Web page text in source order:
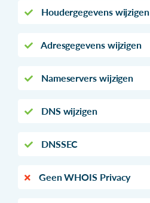
Houdergegevens wijzigen
Adresgegevens wijzigen
Nameservers wijzigen
DNS wijzigen
DNSSEC
Geen WHOIS Privacy